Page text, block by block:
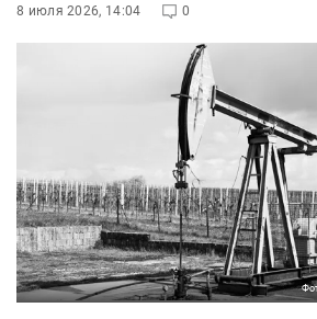
8 июля 2026, 14:04 0